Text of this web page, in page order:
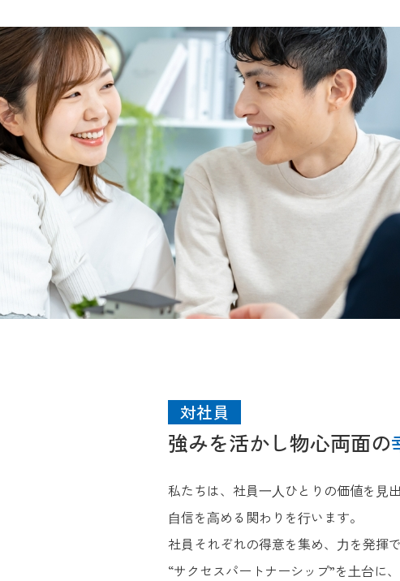
対社員
強みを活かし物心両面の
私たちは、社員⼀⼈ひとりの価値を⾒
⾃信を⾼める関わりを⾏います。
社員それぞれの得意を集め、⼒を発揮
“サクセスパートナーシップ”を⼟台に